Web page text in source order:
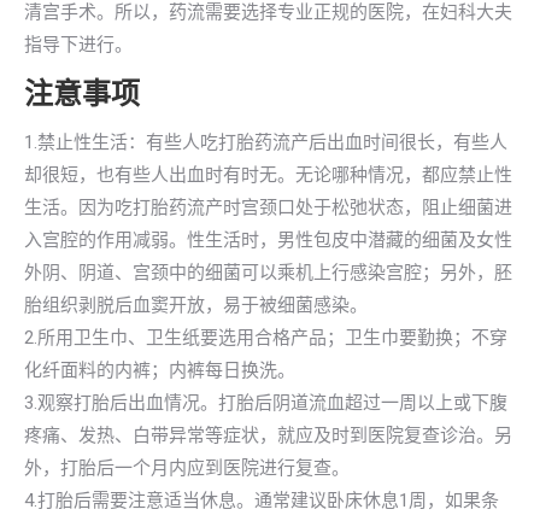
清宫手术。所以，药流需要选择专业正规的医院，在妇科大夫
指导下进行。
注意事项
1.禁止性生活：有些人吃打胎药流产后出血时间很长，有些人
却很短，也有些人出血时有时无。无论哪种情况，都应禁止性
生活。因为吃打胎药流产时宫颈口处于松弛状态，阻止细菌进
入宫腔的作用减弱。性生活时，男性包皮中潜藏的细菌及女性
外阴、阴道、宫颈中的细菌可以乘机上行感染宫腔；另外，胚
胎组织剥脱后血窦开放，易于被细菌感染。
2.所用卫生巾、卫生纸要选用合格产品；卫生巾要勤换；不穿
化纤面料的内裤；内裤每日换洗。
3.观察打胎后出血情况。打胎后阴道流血超过一周以上或下腹
疼痛、发热、白带异常等症状，就应及时到医院复查诊治。另
外，打胎后一个月内应到医院进行复查。
4.打胎后需要注意适当休息。通常建议卧床休息1周，如果条